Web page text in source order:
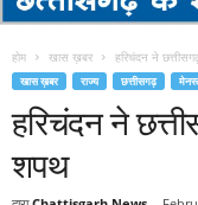
होम खास ख़बर हरिचंदन ने
खास ख़बर राज्य छत्तीसगढ़
हरिचंदन ने
शपथ